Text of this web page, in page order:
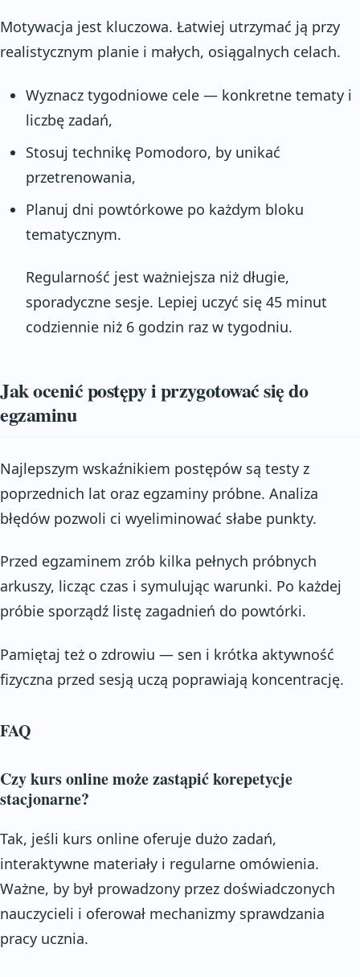
Motywacja jest kluczowa. Łatwiej utrzymać ją przy
realistycznym planie i małych, osiągalnych celach.
Wyznacz tygodniowe cele — konkretne tematy i
liczbę zadań,
Stosuj technikę Pomodoro, by unikać
przetrenowania,
Planuj dni powtórkowe po każdym bloku
tematycznym.
Regularność jest ważniejsza niż długie,
sporadyczne sesje. Lepiej uczyć się 45 minut
codziennie niż 6 godzin raz w tygodniu.
Jak ocenić postępy i przygotować się do
egzaminu
Najlepszym wskaźnikiem postępów są testy z
poprzednich lat oraz egzaminy próbne. Analiza
błędów pozwoli ci wyeliminować słabe punkty.
Przed egzaminem zrób kilka pełnych próbnych
arkuszy, licząc czas i symulując warunki. Po każdej
próbie sporządź listę zagadnień do powtórki.
Pamiętaj też o zdrowiu — sen i krótka aktywność
fizyczna przed sesją uczą poprawiają koncentrację.
FAQ
Czy kurs online może zastąpić korepetycje
stacjonarne?
Tak, jeśli kurs online oferuje dużo zadań,
interaktywne materiały i regularne omówienia.
Ważne, by był prowadzony przez doświadczonych
nauczycieli i oferował mechanizmy sprawdzania
pracy ucznia.